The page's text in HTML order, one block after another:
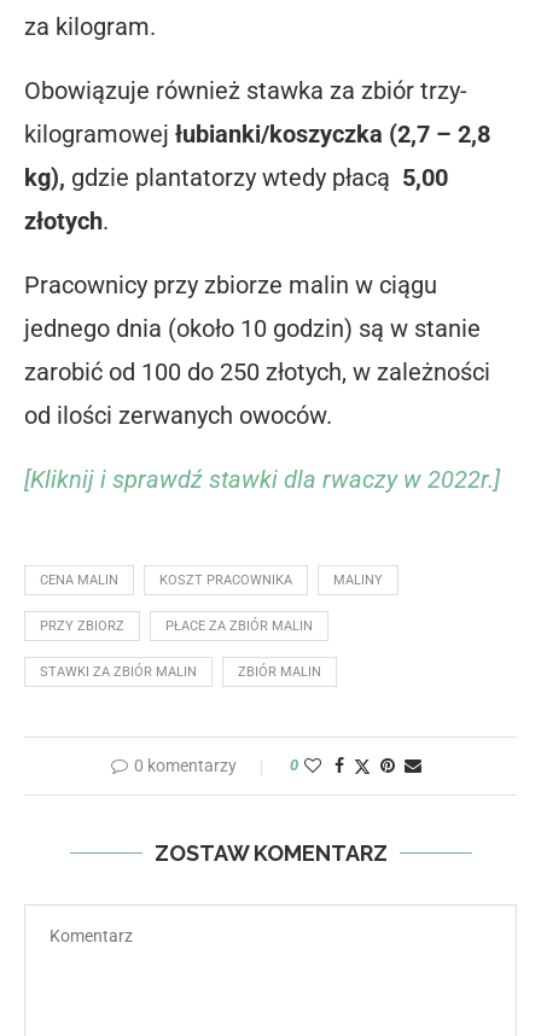
za kilogram.
Obowiązuje również stawka za zbiór trzy-
kilogramowej łubianki/koszyczka (2,7 – 2,8
kg), gdzie plantatorzy wtedy płacą 5,00
złotych.
Pracownicy przy zbiorze malin w ciągu
jednego dnia (około 10 godzin) są w stanie
zarobić od 100 do 250 złotych, w zależności
od ilości zerwanych owoców.
[Kliknij i sprawdź stawki dla rwaczy w 2022r.]
CENA MALIN KOSZT PRACOWNIKA MALINY
PRZY ZBIORZ PŁACE ZA ZBIÓR MALIN
STAWKI ZA ZBIÓR MALIN ZBIÓR MALIN
0 komentarzy 0
ZOSTAW KOMENTARZ